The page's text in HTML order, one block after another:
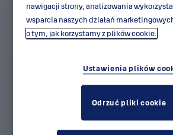
nawigacji strony, analizowania
wsparcia naszych działań
o tym, jak korzystamy z plików cookie.
Ustawienia plików
Odrzuć pliki cookie